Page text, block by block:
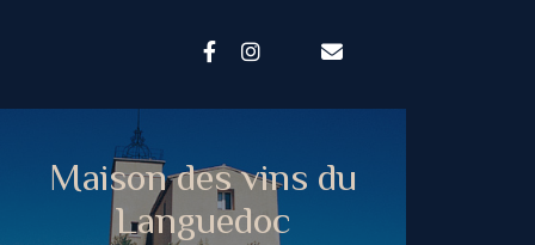
Maison des vins du
Languedoc